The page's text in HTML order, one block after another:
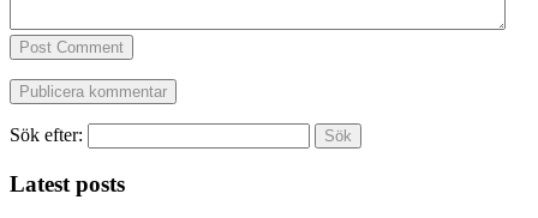
Post Comment
Sök efter:
Latest posts